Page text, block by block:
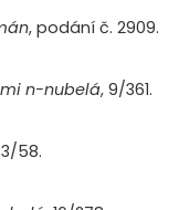
, podání č. 2909.
n-nubelá, 9/361.
58.